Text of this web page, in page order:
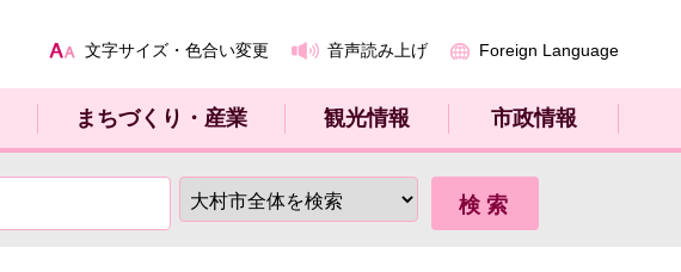
文字サイズ・色合い変更 音声読み上げ Foreign Language
まちづくり・産業 観光情報 市政情報